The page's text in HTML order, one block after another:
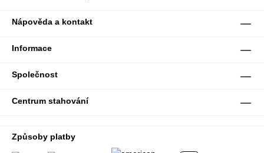
Nápověda a kontakt
Informace
Společnost
Centrum stahování
Způsoby platby